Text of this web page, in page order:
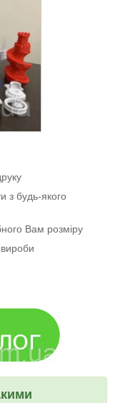
з будь-якого
Вам розміру